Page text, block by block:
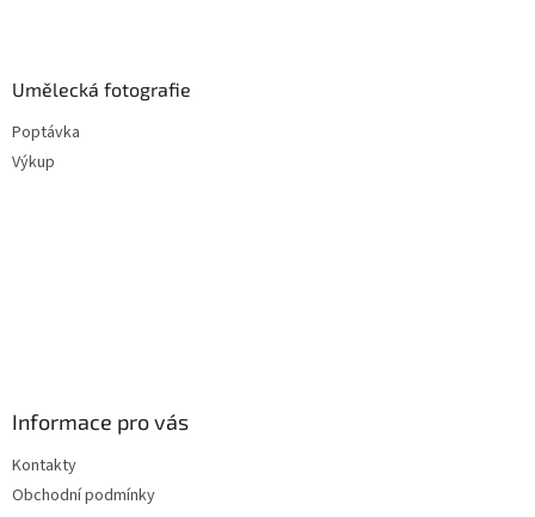
Umělecká fotografie
Poptávka
Výkup
Informace pro vás
Kontakty
Obchodní podmínky